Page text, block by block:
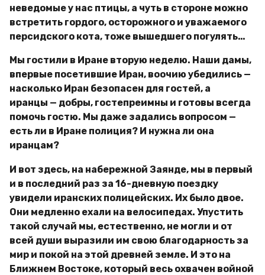
неведомые у нас птицы, а чуть в стороне можно
встретить гордого, осторожного и уважаемого
персидского кота, тоже вышедшего погулять…
Мы гостили в Иране вторую неделю. Наши дамы,
впервые посетившие Иран, воочию убедились —
насколько Иран безопасен для гостей, а
иранцы — добры, гостепреимны и готовы всегда
помочь гостю. Мы даже задались вопросом —
есть ли в Иране полиция? И нужна ли она
иранцам?
И вот здесь, на набережной Заянде, мы в первый
и в последний раз за 16-дневную поездку
увидели иранских полицейских. Их было двое.
Они медленно ехали на велосипедах. Упустить
такой случай мы, естественно, не могли и от
всей души выразили им свою благодарность за
мир и покой на этой древней земле. И это на
Ближнем Востоке, который весь охвачен войной